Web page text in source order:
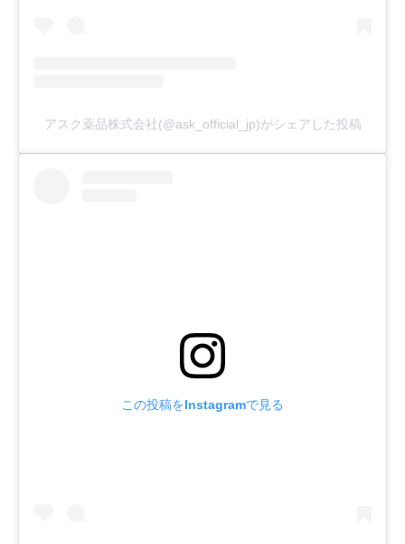
アスク薬品株式会社(@ask_official_jp)がシェアした投稿
この投稿をInstagramで見る